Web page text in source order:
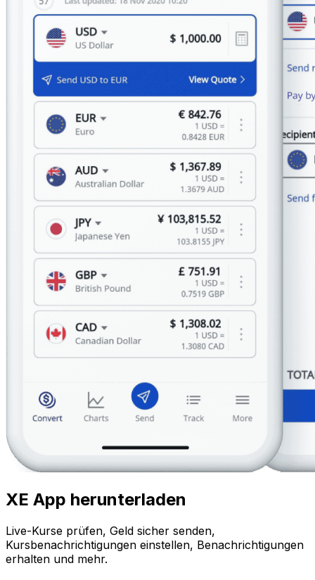
XE App herunterladen
Live-Kurse prüfen, Geld sicher senden,
Kursbenachrichtigungen einstellen, Benachrichtigungen
erhalten und mehr.